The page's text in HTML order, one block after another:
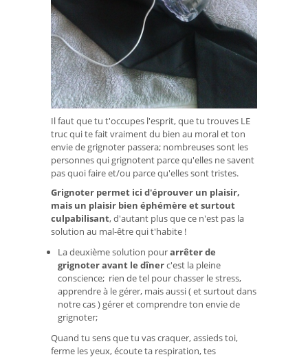
Il faut que tu t'occupes l'esprit, que tu trouves LE
truc qui te fait vraiment du bien au moral et ton
envie de grignoter passera; nombreuses sont les
personnes qui grignotent parce qu'elles ne savent
pas quoi faire et/ou parce qu'elles sont tristes.
Grignoter permet ici d'éprouver un plaisir,
mais un plaisir bien éphémère et surtout
culpabilisant, d'autant plus que ce n'est pas la
solution au mal-être qui t'habite !
La deuxième solution pourarrêter de
grignoter avant le dînerc'est la pleine
conscience; rien de tel pour chasser le stress,
apprendre à le gérer, mais aussi ( et surtout dans
notre cas ) gérer et comprendre ton envie de
grignoter;
Quand tu sens que tu vas craquer, assieds toi,
ferme les yeux, écoute ta respiration, tes